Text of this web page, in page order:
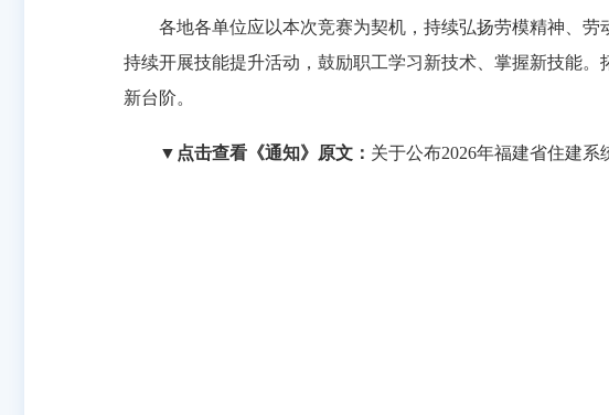
各地各单位应以本次竞赛为契机，持续弘扬劳模精神、
持续开展技能提升活动，鼓励职工学习新技术、掌握新技能
新台阶。
▼ 点击查看《通知》原文： 关于公布2026年福建省住建